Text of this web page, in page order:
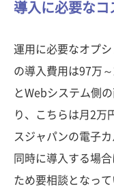
導入に必要なコ
運用に必要なオプ
の導入費用は97万
とWebシステム側
り、こちらは月2万
スジャパンの電子
同時に導入する場
ため要相談となって